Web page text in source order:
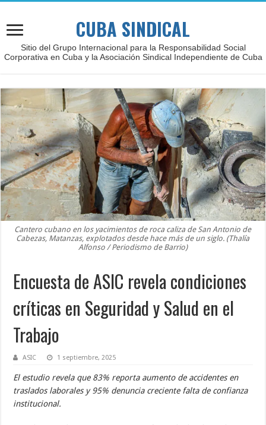
CUBA SINDICAL
Sitio del Grupo Internacional para la Responsabilidad Social
Corporativa en Cuba y la Asociación Sindical Independiente de Cuba
Cantero cubano en los yacimientos de roca caliza de San Antonio de
Cabezas, Matanzas, explotados desde hace más de un siglo. (Thalía
Alfonso / Periodismo de Barrio)
Encuesta de ASIC revela condiciones
críticas en Seguridad y Salud en el
Trabajo
ASIC 1 septiembre, 2025
El estudio revela que 83% reporta aumento de accidentes en
traslados laborales y 95% denuncia creciente falta de confianza
institucional.